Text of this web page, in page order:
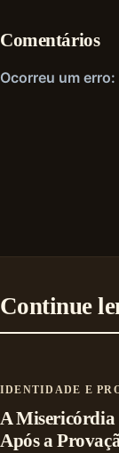
Comentários
Continue
IDENTIDADE E
A Misericórdia
Após a